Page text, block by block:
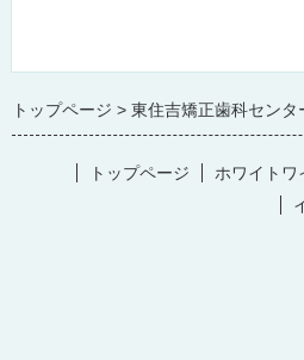
トップページ 東住吉矯正歯科センタ
トップページ ホワイトワ